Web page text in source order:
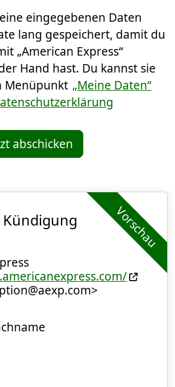
eingegebenen Daten
lang gespeichert, damit du
„American Express“
Hand hast. Du kannst sie
„Meine Daten“
abschicken
Vorschau
Kündigung